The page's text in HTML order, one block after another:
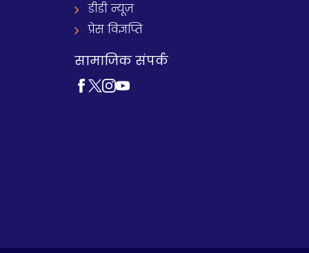
डीडी न्यूज़
प्रेस विज्ञप्ति
सामाजिक संपर्क